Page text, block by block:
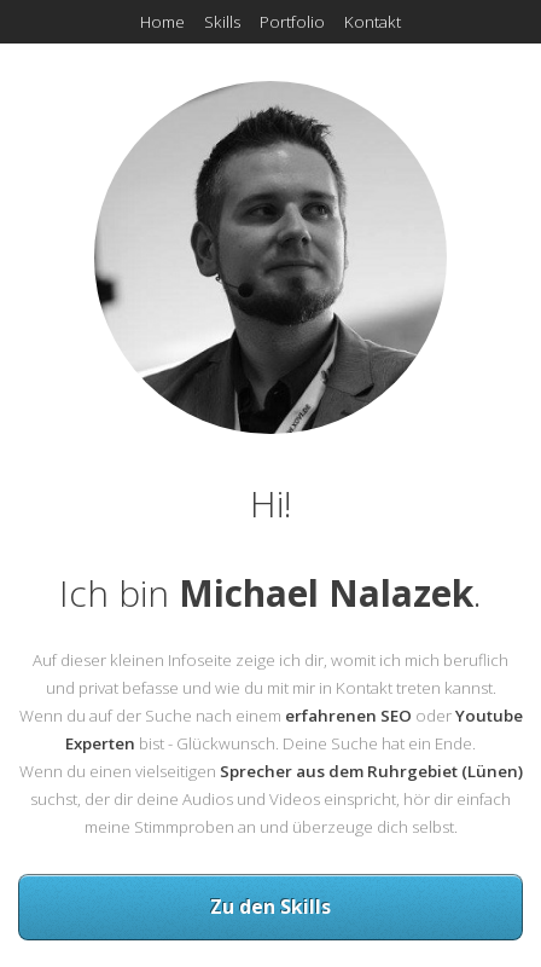
Home Skills Portfolio Kontakt
Hi!
Ich bin Michael Nalazek.
Auf dieser kleinen Infoseite zeige ich dir, womit ich mich beruflich
und privat befasse und wie du mit mir in Kontakt treten kannst.
Wenn du auf der Suche nach einem erfahrenen SEO oderYoutube
Experten bist - Glückwunsch. Deine Suche hat ein Ende.
Wenn du einen vielseitigen Sprecher aus dem Ruhrgebiet (Lünen)
suchst, der dir deine Audios und Videos einspricht, hör dir einfach
meine Stimmproben an und überzeuge dich selbst.
Zu den Skills